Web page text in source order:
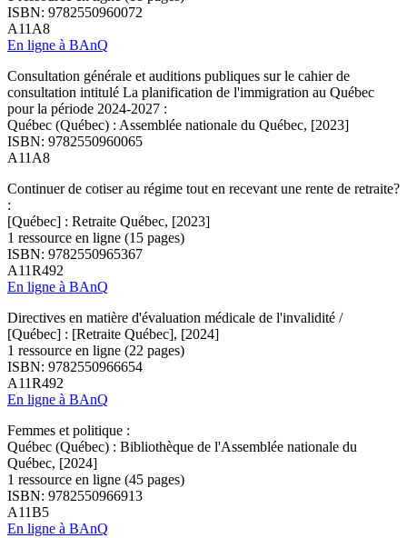
ISBN: 9782550960072
A11A8
En ligne à BAnQ
Consultation générale et auditions publiques sur le cahier de
consultation intitulé La planification de l'immigration au Québec
pour la période 2024-2027 :
Québec (Québec) : Assemblée nationale du Québec, [2023]
ISBN: 9782550960065
A11A8
Continuer de cotiser au régime tout en recevant une rente de retraite?
:
[Québec] : Retraite Québec, [2023]
1 ressource en ligne (15 pages)
ISBN: 9782550965367
A11R492
En ligne à BAnQ
Directives en matière d'évaluation médicale de l'invalidité /
[Québec] : [Retraite Québec], [2024]
1 ressource en ligne (22 pages)
ISBN: 9782550966654
A11R492
En ligne à BAnQ
Femmes et politique :
Québec (Québec) : Bibliothèque de l'Assemblée nationale du
Québec, [2024]
1 ressource en ligne (45 pages)
ISBN: 9782550966913
A11B5
En ligne à BAnQ